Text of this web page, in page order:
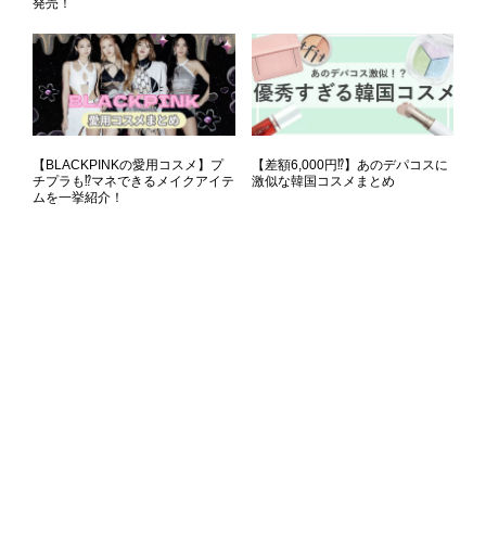
発売！
【BLACKPINKの愛用コスメ】プ
チプラも⁉マネできるメイクアイテ
ムを一挙紹介！
【差額6,000円⁉】あのデパコスに
激似な韓国コスメまとめ